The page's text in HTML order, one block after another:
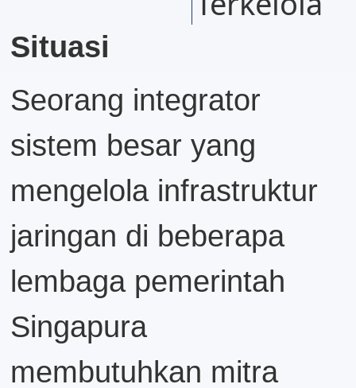
Situasi
Seorang integrator
sistem besar yang
mengelola infrastruktur
jaringan di beberapa
lembaga pemerintah
Singapura
membutuhkan mitra